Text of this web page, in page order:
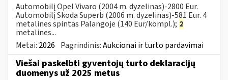
Automobilį Opel Vivaro (2004 m. dyzelinas)-2800 Eur.
Automobilį Skoda Superb (2006 m. dyzelinas)-581 Eur. 4
metalines spintas Palangoje (140 Eur/kompl.); 2
metalines...
Metai: 2026 Pagrindinis:Aukcionai ir turto pardavimai
Viešai paskelbti gyventojų turto deklaracijų
duomenys už 2025 metus